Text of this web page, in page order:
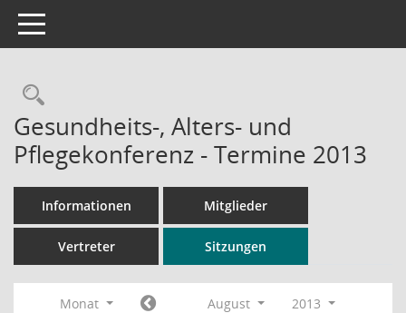
Toggle navigation
Rechercheauswahl
Gesundheits-, Alters- und
Pflegekonferenz - Termine 2013
Informationen Mitglieder
Vertreter Sitzungen
Monat August
2013